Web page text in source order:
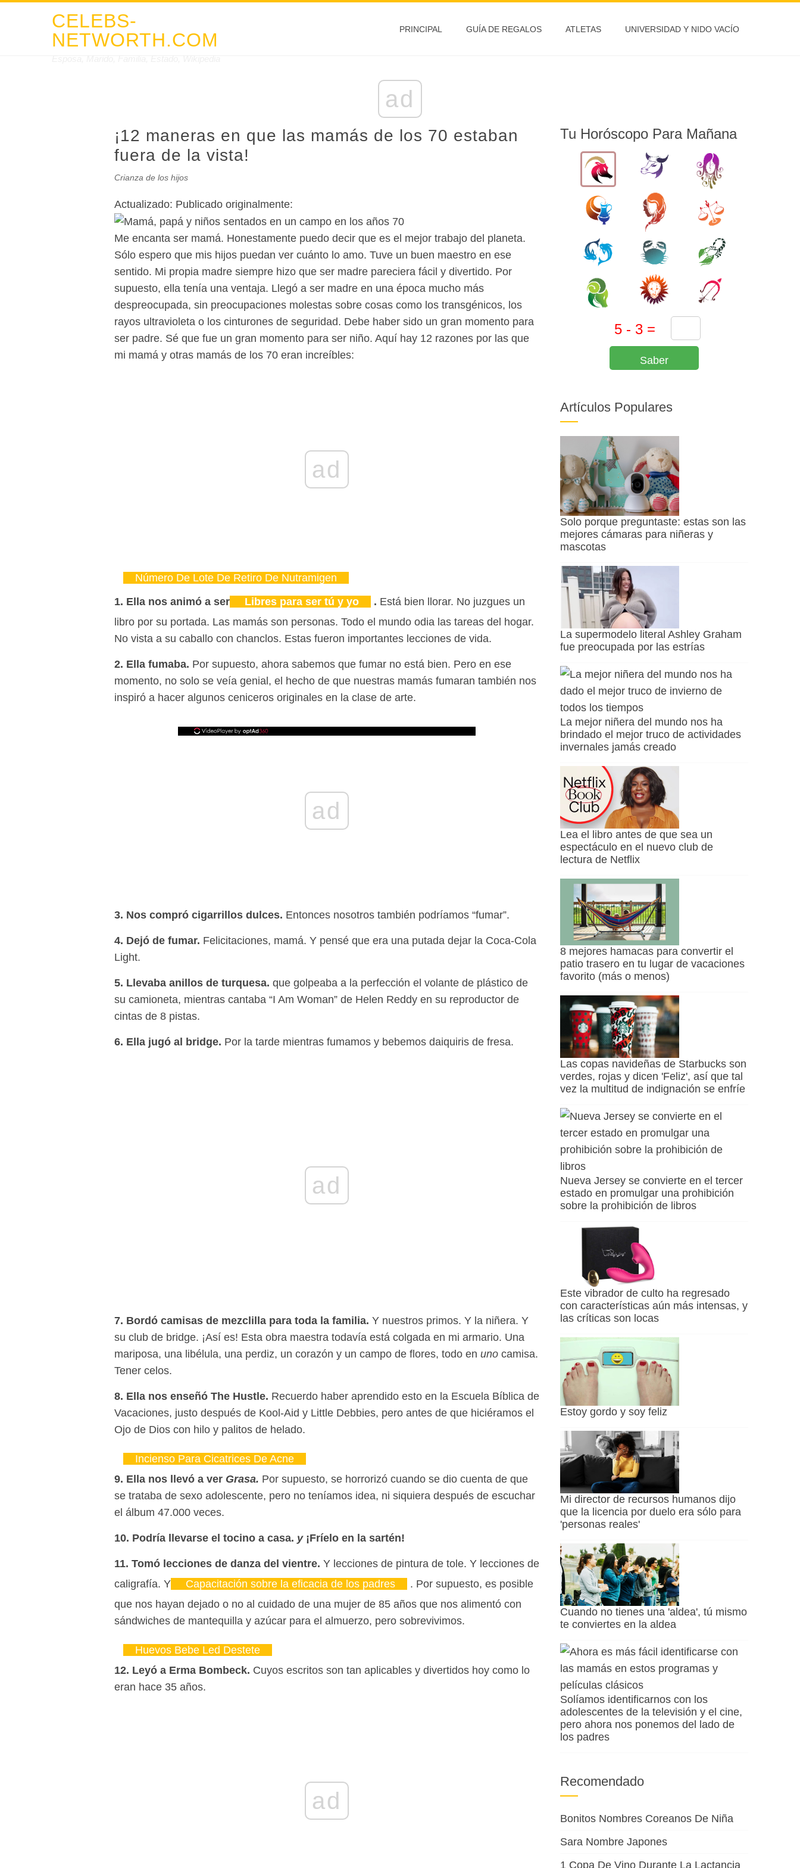
CELEBS-
NETWORTH.COM
PRINCIPAL GUÍA DE REGALOS ATLETAS UNIVERSIDAD Y NIDO VACÍO
ad
¡12 maneras en que las mamás de los 70 estaban
fuera de la vista!
Crianza de los hijos
Actualizado: Publicado originalmente:
Me encanta ser mamá. Honestamente puedo decir que es el mejor trabajo del planeta.
Sólo espero que mis hijos puedan ver cuánto lo amo. Tuve un buen maestro en ese
sentido. Mi propia madre siempre hizo que ser madre pareciera fácil y divertido. Por
supuesto, ella tenía una ventaja. Llegó a ser madre en una época mucho más
despreocupada, sin preocupaciones molestas sobre cosas como los transgénicos, los
rayos ultravioleta o los cinturones de seguridad. Debe haber sido un gran momento para
ser padre. Sé que fue un gran momento para ser niño. Aquí hay 12 razones por las que
mi mamá y otras mamás de los 70 eran increíbles:
ad
Número De Lote De Retiro De Nutramigen
1. Ella nos animó a ser
Libres para ser tú y yo . Está bien llorar. No juzgues un
libro por su portada. Las mamás son personas. Todo el mundo odia las tareas del hogar.
No vista a su caballo con chanclos. Estas fueron importantes lecciones de vida.
2. Ella fumaba. Por supuesto, ahora sabemos que fumar no está bien. Pero en ese
momento, no solo se veía genial, el hecho de que nuestras mamás fumaran también nos
inspiró a hacer algunos ceniceros originales en la clase de arte.
ad
3. Nos compró cigarrillos dulces. Entonces nosotros también podríamos “fumar”.
4. Dejó de fumar. Felicitaciones, mamá. Y pensé que era una putada dejar la Coca-Cola
Light.
5. Llevaba anillos de turquesa. que golpeaba a la perfección el volante de plástico de
su camioneta, mientras cantaba “I Am Woman” de Helen Reddy en su reproductor de
cintas de 8 pistas.
6. Ella jugó al bridge. Por la tarde mientras fumamos y bebemos daiquiris de fresa.
ad
7. Bordó camisas de mezclilla para toda la familia. Y nuestros primos. Y la niñera. Y
su club de bridge. ¡Así es! Esta obra maestra todavía está colgada en mi armario. Una
mariposa, una libélula, una perdiz, un corazón y un campo de flores, todo en uno camisa.
Tener celos.
8. Ella nos enseñó The Hustle. Recuerdo haber aprendido esto en la Escuela Bíblica de
Vacaciones, justo después de Kool-Aid y Little Debbies, pero antes de que hiciéramos el
Ojo de Dios con hilo y palitos de helado.
Incienso Para Cicatrices De Acne
9. Ella nos llevó a ver Grasa. Por supuesto, se horrorizó cuando se dio cuenta de que
se trataba de sexo adolescente, pero no teníamos idea, ni siquiera después de escuchar
el álbum 47.000 veces.
10. Podría llevarse el tocino a casa. y¡Fríelo en la sartén!
11. Tomó lecciones de danza del vientre. Y lecciones de pintura de tole. Y lecciones de
caligrafía. Y
Capacitación sobre la eficacia de los padres
. Por supuesto, es posible
que nos hayan dejado o no al cuidado de una mujer de 85 años que nos alimentó con
sándwiches de mantequilla y azúcar para el almuerzo, pero sobrevivimos.
Huevos Bebe Led Destete
12. Leyó a Erma Bombeck. Cuyos escritos son tan aplicables y divertidos hoy como lo
eran hace 35 años.
ad
Tu Horóscopo Para Mañana
Saber
Artículos Populares
Solo porque preguntaste: estas son las
mejores cámaras para niñeras y
mascotas
La supermodelo literal Ashley Graham
fue preocupada por las estrías
La mejor niñera del mundo nos ha
brindado el mejor truco de actividades
invernales jamás creado
Lea el libro antes de que sea un
espectáculo en el nuevo club de
lectura de Netflix
8 mejores hamacas para convertir el
patio trasero en tu lugar de vacaciones
favorito (más o menos)
Las copas navideñas de Starbucks son
verdes, rojas y dicen 'Feliz', así que tal
vez la multitud de indignación se enfríe
Nueva Jersey se convierte en el tercer
estado en promulgar una prohibición
sobre la prohibición de libros
Este vibrador de culto ha regresado
con características aún más intensas, y
las críticas son locas
Estoy gordo y soy feliz
Mi director de recursos humanos dijo
que la licencia por duelo era sólo para
'personas reales'
Cuando no tienes una 'aldea', tú mismo
te conviertes en la aldea
Solíamos identificarnos con los
adolescentes de la televisión y el cine,
pero ahora nos ponemos del lado de
los padres
Recomendado
Bonitos Nombres Coreanos De Niña
Sara Nombre Japones
1 Copa De Vino Durante La Lactancia